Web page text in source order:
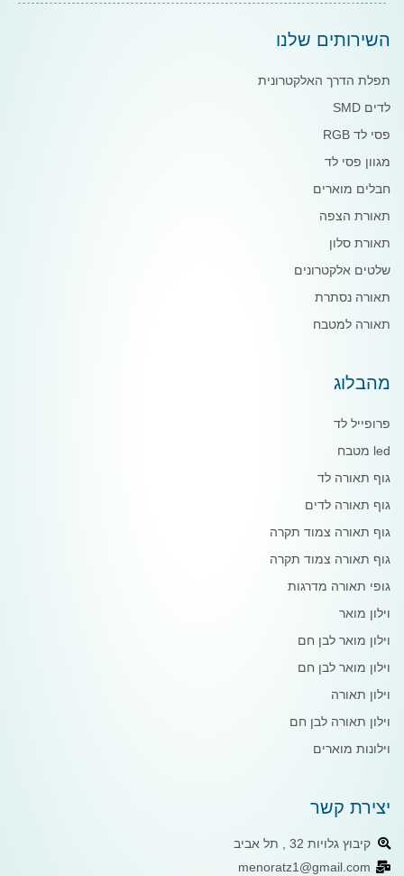
השירותים שלנו
תפלת הדרך האלקטרונית
לדים SMD
פסי לד RGB
מגוון פסי לד
חבלים מוארים
תאורת הצפה
תאורת סלון
שלטים אלקטרונים
תאורה נסתרת
תאורה למטבח
מהבלוג
פרופייל לד
led מטבח
גוף תאורה לד
גוף תאורה לדים
גוף תאורה צמוד תקרה
גוף תאורה צמוד תקרה
גופי תאורה מדרגות
וילון מואר
וילון מואר לבן חם
וילון מואר לבן חם
וילון תאורה
וילון תאורה לבן חם
וילונות מוארים
יצירת קשר
קיבוץ גלויות 32 , תל אביב
menoratz1@gmail.com